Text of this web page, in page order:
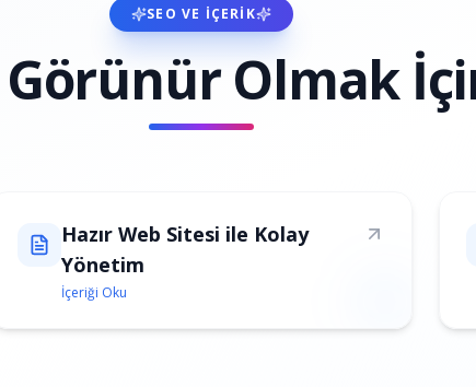
SEO VE İÇERIK
Olmak
Hazır Web Sitesi ile Kolay
Yönetim
İçeriği Oku